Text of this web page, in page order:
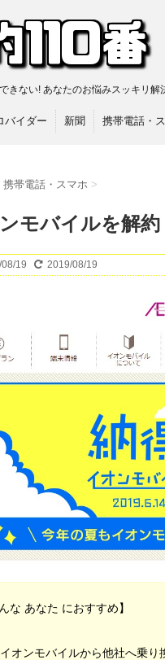
きない! あなたのお悩みスッキリ解
バイダー 新聞 携帯電話・
携帯電話・スマホ >
モバイルを解約
19 2019/08/19
んな あなた におすすめ】
イオンモバイルから他社へ乗